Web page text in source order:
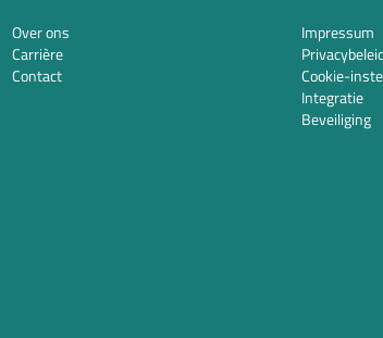
Over ons
Carrière
Contact
Impressum
Cookie-
Integratie
Beveiliging